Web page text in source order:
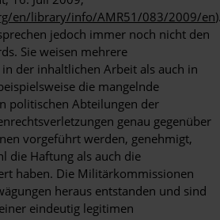
en/library/info/AMR51/083/2009/en
jedoch immer noch nicht den
Sie weisen mehrere
der inhaltlichen Arbeit als auch in
die mangelnde
politischen Abteilungen der
genau gegenüber
vorgeführt werden, genehmigt,
die Haftung als auch die
haben. Die Militärkommissionen
heraus entstanden und sind
eindeutig legitimen